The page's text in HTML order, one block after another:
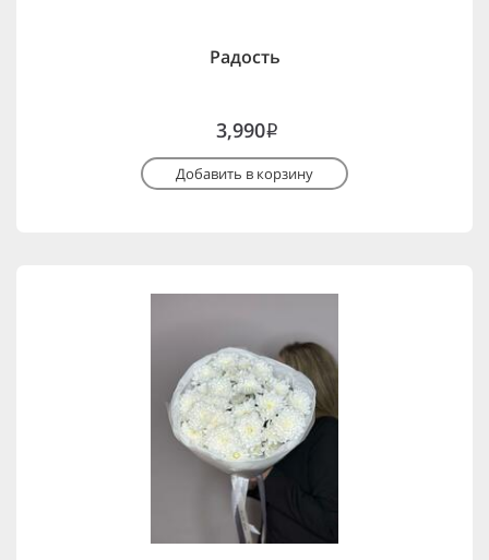
Радость
3,990i
Добавить в корзину